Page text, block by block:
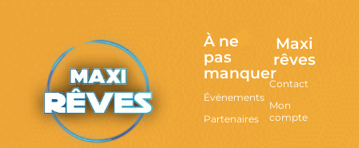
À ne
pas
manquer
Événements
Partenaires
Maxi
rêves
Contact
Mon
compte